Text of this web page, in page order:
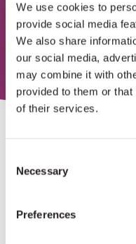
We use cookies to
provide social media
We also share
our social media,
may combine it with
provided to them or
of their services.
Selection
Necessary
Preferences
ONTZETTEND
Namens iedereen van
met je gift en extra blij